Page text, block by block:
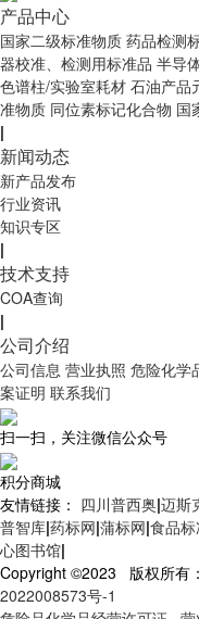
产品中心
国家二级标准物质 药品检测
器校准、检测用标准品 半导
色谱柱/实验室耗材 石油产品
准物质 同位素标记化合物 国
|
新闻动态
新产品发布
行业资讯
知识专区
|
技术支持
COA查询
|
公司介绍
公司信息 营业执照 危险化学
案证明 联系我们
扫一扫，关注微信公众号
积分商城
友情链接： 四川普西奥|迈斯
普智库|药标网|蒲标网|食品
心图书馆|
Copyright ©2023 版权所有
2022008573号-1